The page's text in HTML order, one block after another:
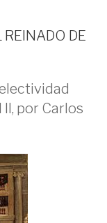
REINADO DE
por Carlos